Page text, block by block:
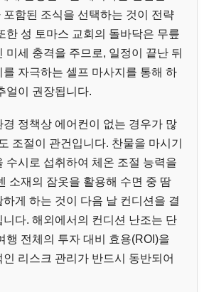
함된 조식을 선택하는 것이 전략
한 성 토마스 교회의 돌바닥은 무릎
미세 충격을 주므로, 일정이 끝난 뒤
자극하는 셀프 마사지를 통해 하
얼이 권장됩니다.
정책상 에어컨이 없는 경우가 많
조절이 관건입니다. 찬물을 마시기
수시로 섭취하여 체온 조절 능력을
소재의 잠옷을 활용해 수면 중 땀
게 하는 것이 다음 날 컨디션을 결
다. 해외에서의 컨디션 난조는 단
행 전체의 투자 대비 효용(ROI)을
리스크 관리가 반드시 동반되어